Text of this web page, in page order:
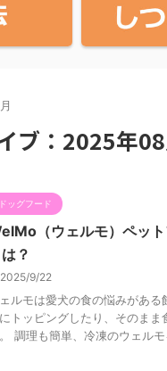
ブ：2025年
ドッグフード
（ウェルモ）ペッ
は？
2025/9/22
ルモは愛犬の食の悩みがあ
にトッピングしたり、そのま
調理も簡単、冷凍のウェル